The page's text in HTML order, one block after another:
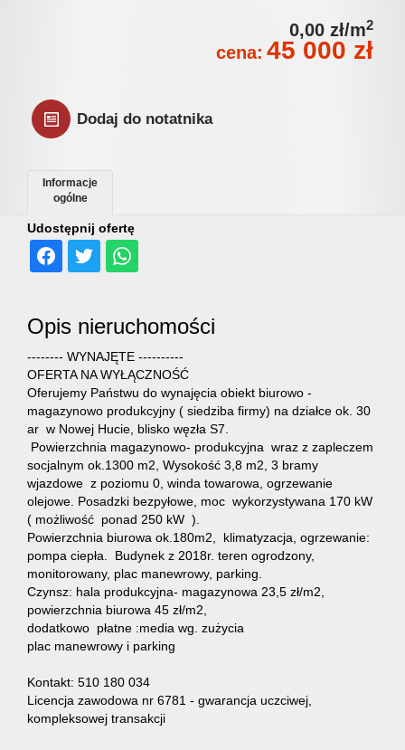
0,00 zł/m2
cena: 45 000 zł
Dodaj do notatnika
Udostępnij ofertę
Informacje
ogólne
Opis nieruchomości
-------- WYNAJĘTE ----------
OFERTA NA WYŁĄCZNOŚĆ
Oferujemy Państwu do wynajęcia obiekt biurowo -
magazynowo produkcyjny ( siedziba firmy) na działce ok. 30
ar w Nowej Hucie, blisko węzła S7.
Powierzchnia magazynowo- produkcyjna wraz z zapleczem
socjalnym ok.1300 m2, Wysokość 3,8 m2, 3 bramy
wjazdowe z poziomu 0, winda towarowa, ogrzewanie
olejowe. Posadzki bezpyłowe, moc wykorzystywana 170 kW
( możliwość ponad 250 kW ).
Powierzchnia biurowa ok.180m2, klimatyzacja, ogrzewanie:
pompa ciepła. Budynek z 2018r. teren ogrodzony,
monitorowany, plac manewrowy, parking.
Czynsz: hala produkcyjna- magazynowa 23,5 zł/m2,
powierzchnia biurowa 45 zł/m2,
dodatkowo płatne :media wg. zużycia
plac manewrowy i parking
Kontakt: 510 180 034
Licencja zawodowa nr 6781 - gwarancja uczciwej,
kompleksowej transakcji